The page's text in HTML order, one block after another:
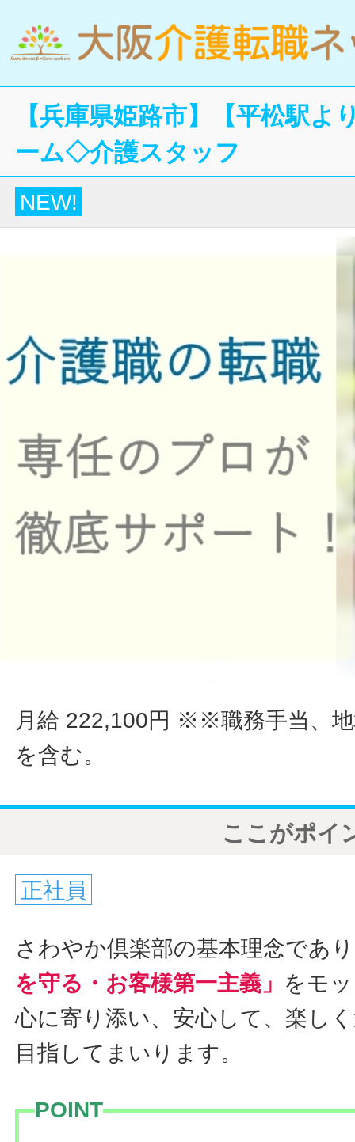
【兵庫県姫路市】【平松駅よ
ーム◇介護スタッフ
NEW!
月給 222,100円 ※※職務手当、地
を含む。
ここがポイ
正社員
さわやか倶楽部の基本理念であ
を守る・お客様第一主義」 をモ
心に寄り添い、安心して、楽し
目指してまいります。
POINT